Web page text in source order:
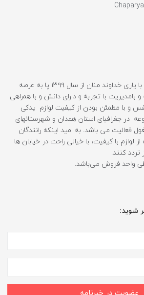
شرکت پخش چاپار یدک با یاری خداوند منان از سال ۱۳۹۹ پا به عرصه
و بامدیریت با تجربه و دارای دانش و با همراهی
و با مطمئن بودن از کیفیت لوازم یدکی
در جغرافیای استان همدان و شهرستانهای
فعالیت می باشد. به امید اینکه رانندگان
لوازم با کیفیت، با خیالی راحت در خیابان ها
کنند.
شوید: